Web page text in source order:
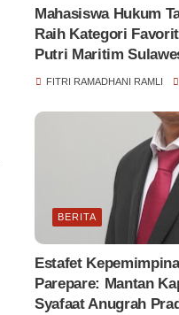
Mahasiswa Hukum
Raih Kategori
Putri Maritim
FITRI RAMADHANI RAMLI
BERITA
Estafet
Parepare: Mantan
Syafaat Anugrah